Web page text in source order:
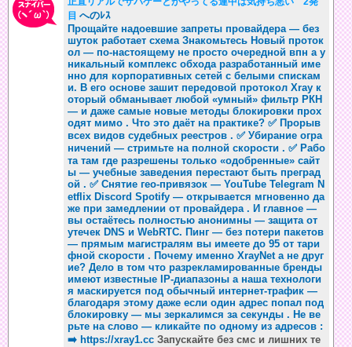
目 へのﾚｽ
Прощайте надоевшие запреты провайдера — без
шуток работает схема Знакомьтесь Новый проток
ол — по-настоящему не просто очередной впн а у
никальный комплекс обхода разработанный име
нно для корпоративных сетей с белыми спискам
и. В его основе зашит передовой протокол Xray к
оторый обманывает любой «умный» фильтр РКН
— и даже самые новые методы блокировки прох
одят мимо . Что это даёт на практике? ✅ Прорыв
всех видов судебных реестров . ✅ Убирание огра
ничений — стримьте на полной скорости . ✅ Рабо
та там где разрешены только «одобренные» сайт
ы — учебные заведения перестают быть преград
ой . ✅ Снятие гео-привязок — YouTube Telegram N
etflix Discord Spotify — открывается мгновенно да
же при замедлении от провайдера . И главное —
вы остаётесь полностью анонимны — защита от
утечек DNS и WebRTC. Пинг — без потери пакетов
— прямым магистралям вы имеете до 95 от тари
фной скорости . Почему именно XrayNet а не друг
ие? Дело в том что разрекламированные бренды
имеют известные IP-диапазоны а наша технологи
я маскируется под обычный интернет-трафик —
благодаря этому даже если один адрес попал под
блокировку — мы зеркалимся за секунды . Не ве
рьте на слово — кликайте по одному из адресов :
➡️ https://xray1.cc Запускайте без смс и лишних те